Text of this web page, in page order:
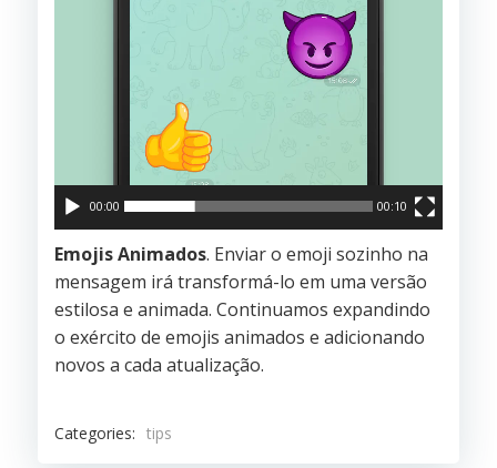
00:00 00:10
Emojis Animados. Enviar o emoji sozinho na
mensagem irá transformá-lo em uma versão
estilosa e animada. Continuamos expandindo
o exército de emojis animados e adicionando
novos a cada atualização.
Categories: tips